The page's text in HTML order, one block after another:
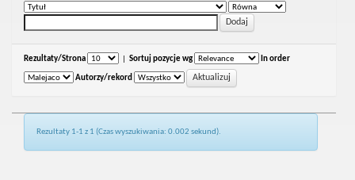
Rezultaty/Strona Sortuj pozycje wg In order
Autorzy/rekord
Rezultaty 1-1 z 1 (Czas wyszukiwania: 0.002 sekund).